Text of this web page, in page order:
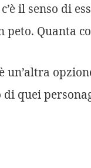
il senso di
peto. Quanta
un’altra
di quei